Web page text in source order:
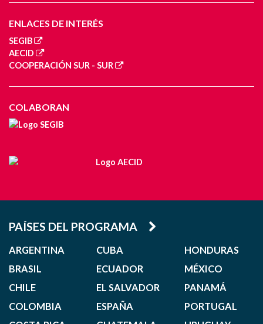
ENLACES DE INTERÉS
SEGIB
AECID
COOPERACIÓN SUR - SUR
COLABORAN
PAÍSES DEL PROGRAMA
ARGENTINA
BRASIL
CHILE
COLOMBIA
CUBA
ECUADOR
EL SALVADOR
ESPAÑA
HONDURAS
MÉXICO
PANAMÁ
PORTUGAL